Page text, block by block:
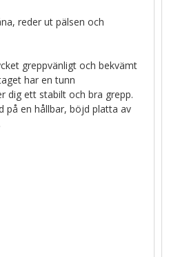
reder ut pälsen och
greppvänligt och bekvämt
har en tunn
dig ett stabilt och bra grepp.
på en hållbar, böjd platta av